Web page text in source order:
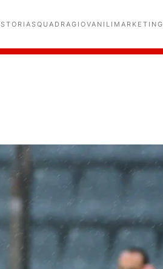
STORIASQUADRAGIOVANILI MARKETING